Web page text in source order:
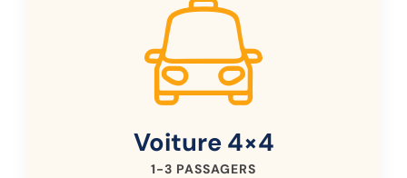
Voiture 4×4
1-3 PASSAGERS